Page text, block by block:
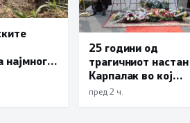
најмногу
25 години од
трагичниот настан
Карпалак во кој
загинаа десетмина
пред 2 ч.